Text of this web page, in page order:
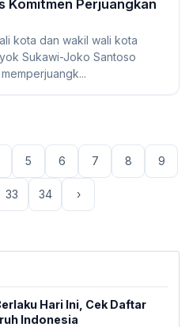
Komitmen Perjuangkan
kota dan wakil wali kota
Sukawi-Joko Santoso
5 6 7 8 9
33 34 ›
Hari Ini, Cek Daftar
Indonesia